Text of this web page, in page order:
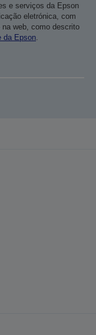
e serviços da Epson
eletrónica, com
web, como descrito
da Epson